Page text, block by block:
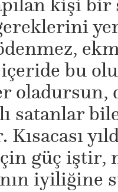
kişi
bu
oladursun,
satanlar
güç iştir,
iyiliğine